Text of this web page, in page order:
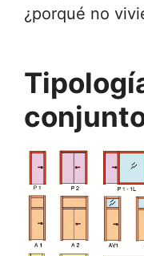
¿porqué no